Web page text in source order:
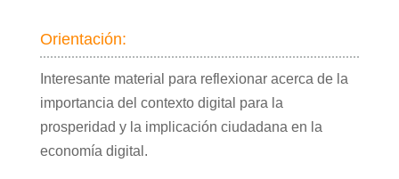
Orientación:
Interesante material para reflexionar acerca de la
importancia del contexto digital para la
prosperidad y la implicación ciudadana en la
economía digital.